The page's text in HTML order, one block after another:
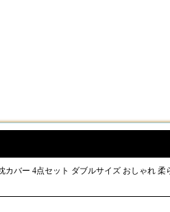
バー 4点セット ダブルサイズ おしゃれ 柔